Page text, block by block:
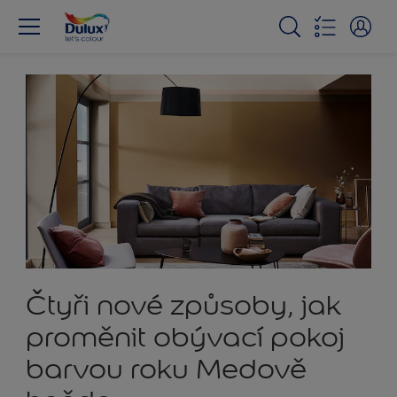
Čtyři nové způsoby, jak
proměnit obývací pokoj
barvou roku Medově